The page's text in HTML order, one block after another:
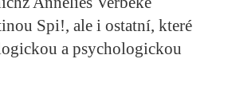
KRITIKA PŘEKLADU
UKÁZKA
Spi!, ale i ostatní, které
a psychologickou